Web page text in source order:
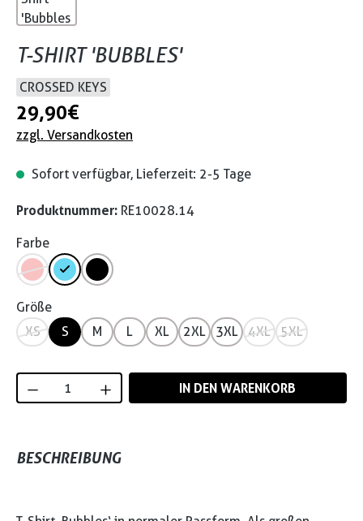
T-SHIRT 'BUBBLES'
CROSSED KEYS
29,90 €
zzgl. Versandkosten
Sofort verfügbar, Lieferzeit: 2-5 Tage
Produktnummer: RE10028.14
Farbe
Größe
XS
S M L XL 2XL 3XL 4XL 5XL
Produkt Anzahl: Gib den gewünschten
IN DEN WARENKORB
BESCHREIBUNG